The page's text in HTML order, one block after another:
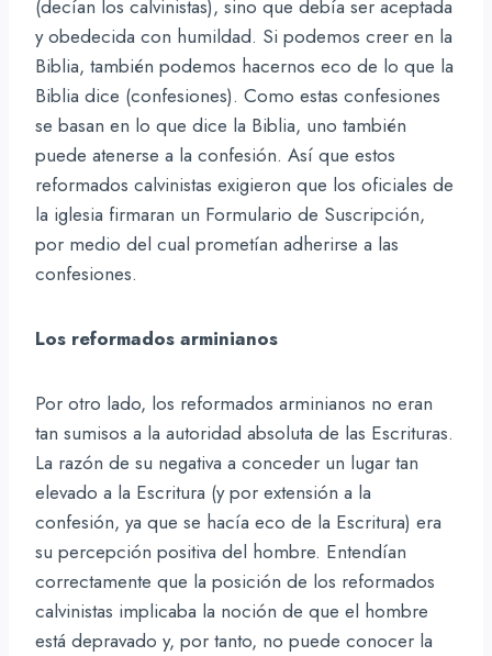
(decían los calvinistas), sino que debía ser aceptada
y obedecida con humildad. Si podemos creer en la
Biblia, también podemos hacernos eco de lo que la
Biblia dice (confesiones). Como estas confesiones
se basan en lo que dice la Biblia, uno también
puede atenerse a la confesión. Así que estos
reformados calvinistas exigieron que los oficiales de
la iglesia firmaran un Formulario de Suscripción,
por medio del cual prometían adherirse a las
confesiones.
Los reformados arminianos
Por otro lado, los reformados arminianos no eran
tan sumisos a la autoridad absoluta de las Escrituras.
La razón de su negativa a conceder un lugar tan
elevado a la Escritura (y por extensión a la
confesión, ya que se hacía eco de la Escritura) era
su percepción positiva del hombre. Entendían
correctamente que la posición de los reformados
calvinistas implicaba la noción de que el hombre
está depravado y, por tanto, no puede conocer la